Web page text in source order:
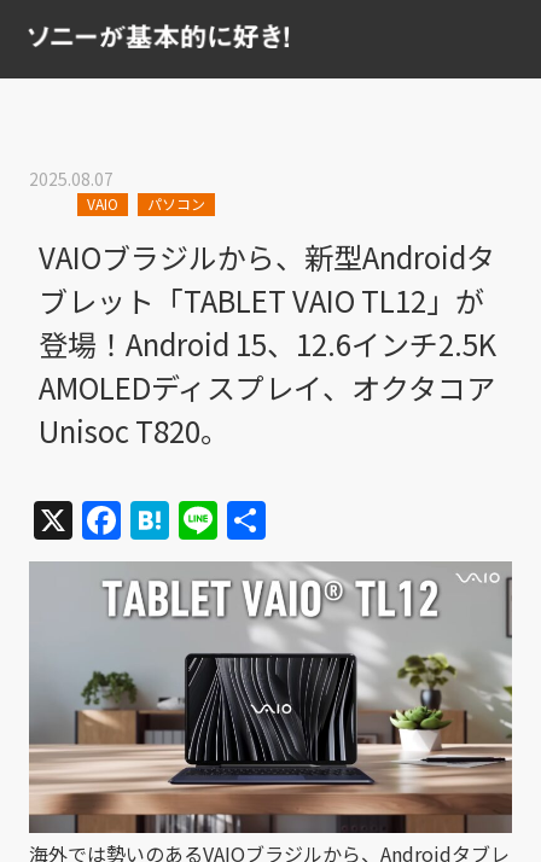
2025.08.07
VAIO パソコン
VAIOブラジルから、新型Androidタ
ブレット「TABLET VAIO TL12」が
登場！Android 15、12.6インチ2.5K
AMOLEDディスプレイ、オクタコア
Unisoc T820。
X Facebook
Hatena
Line
有
海外では勢いのあるVAIOブラジルから、Androidタブレ